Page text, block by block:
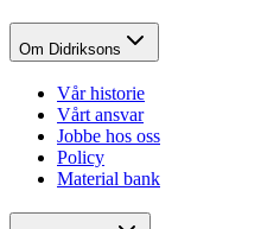
Om Didriksons
Vår historie
Vårt ansvar
Jobbe hos oss
Policy
Material bank